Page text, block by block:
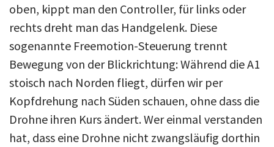
oben, kippt man den Controller, für links oder
rechts dreht man das Handgelenk. Diese
sogenannte Freemotion-Steuerung trennt
Bewegung von der Blickrichtung: Während die A1
stoisch nach Norden fliegt, dürfen wir per
Kopfdrehung nach Süden schauen, ohne dass die
Drohne ihren Kurs ändert. Wer einmal verstanden
hat, dass eine Drohne nicht zwangsläufig dorthin